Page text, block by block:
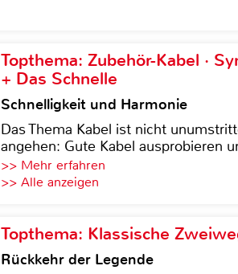
Topthema: Zubehör-Kabel ·
+ Das Schnelle
Schnelligkeit und Harmonie
Das Thema Kabel ist nicht
angehen: Gute Kabel ausprobieren
>> Mehr erfahren
>> Alle anzeigen
Topthema: Klassische
Rückkehr der Legende